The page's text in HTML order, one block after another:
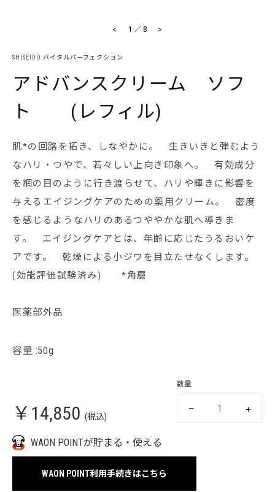
< >
1 ／ 8
SHISEIDO バイタルパーフェクション
アドバンスクリーム ソフ
ト (レフィル)
肌*の回路を拓き、しなやかに。 生きいきと弾むよう
なハリ・つやで、若々しい上向き印象へ。 有効成分
を網の目のように行き渡らせて、ハリや輝きに影響を
与えるエイジングケアのための薬用クリーム。 密度
を感じるようなハリのあるつややかな肌へ導きま
す。 エイジングケアとは、年齢に応じたうるおいケ
アです。 乾燥による小ジワを目立たせなくします。
(効能評価試験済み) *角層
医薬部外品
容量 :50g
￥14,850 (税込)
数量
WAON POINTが貯まる・使える
WAON POINT利用手続きはこちら